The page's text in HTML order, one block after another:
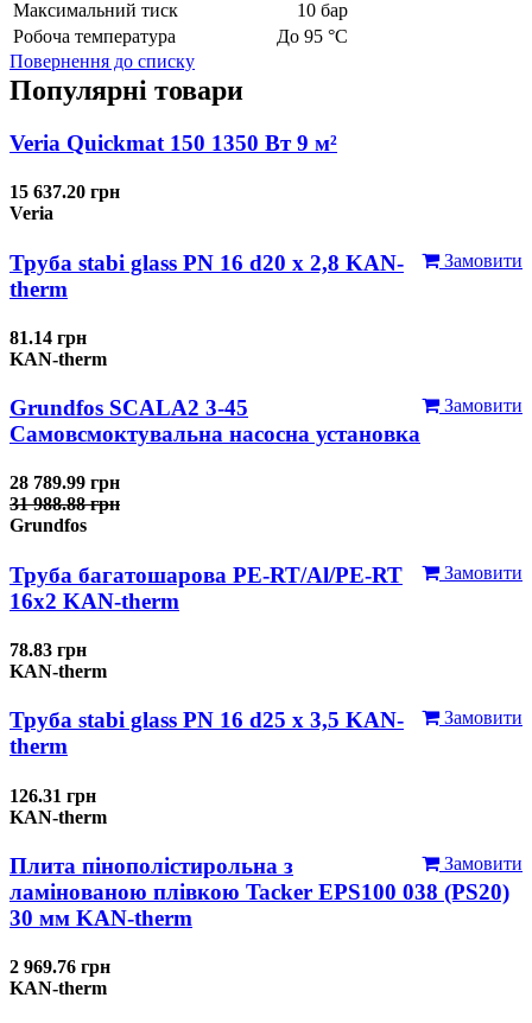
Максимальний тиск
10 бар
Робоча температура
До 95 °C
Повернення до списку
Популярні товари
Veria Quickmat 150 1350 Вт 9 м²
15 637.20 грн
Veria
Замовити
Труба stabi glass PN 16 d20 х 2,8 KAN-
therm
81.14 грн
KAN-therm
Замовити
Grundfos SCALA2 3-45
Самовсмоктувальна насосна установка
28 789.99 грн
31 988.88 грн
Grundfos
Замовити
Труба багатошарова PE-RT/Al/PE-RT
16x2 KAN-therm
78.83 грн
KAN-therm
Замовити
Труба stabi glass PN 16 d25 х 3,5 KAN-
therm
126.31 грн
KAN-therm
Замовити
Плита пінополістирольна з
ламінованою плівкою Tacker EPS100 038 (PS20)
30 мм KAN-therm
2 969.76 грн
KAN-therm